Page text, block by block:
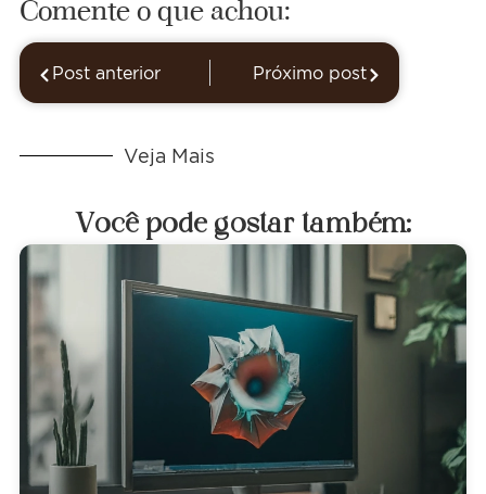
Post anterior Próximo post
Veja Mais
Você pode gostar também: